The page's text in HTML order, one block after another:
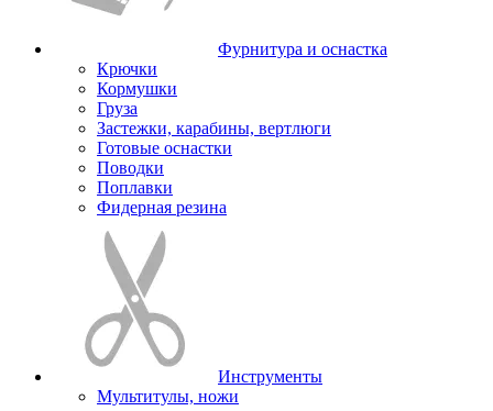
Фурнитура и оснастка
Крючки
Кормушки
Груза
Застежки, карабины, вертлюги
Готовые оснастки
Поводки
Поплавки
Фидерная резина
Инструменты
Мультитулы, ножи